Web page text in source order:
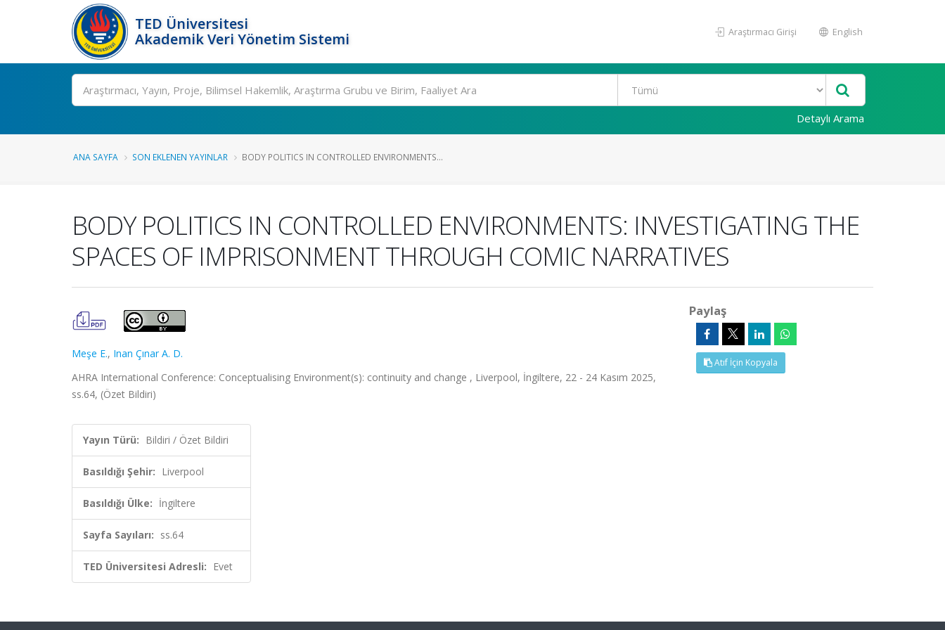
TED Üniversitesi
Akademik Veri Yönetim Sistemi
Araştırmacı Girişi English
Ara
Detaylı Arama
ANA SAYFA SON EKLENEN YAYINLAR BODY POLITICS IN CONTROLLED ENVIRONMENTS...
BODY POLITICS IN CONTROLLED ENVIRONMENTS: INVESTIGATING THE
SPACES OF IMPRISONMENT THROUGH COMIC NARRATIVES
Meşe E., Inan Çınar A. D.
AHRA International Conference: Conceptualising Environment(s): continuity and change , Liverpool, İngiltere, 22 - 24 Kasım 2025,
ss.64, (Özet Bildiri)
Yayın Türü: Bildiri / Özet Bildiri
Basıldığı Şehir: Liverpool
Basıldığı Ülke: İngiltere
Sayfa Sayıları: ss.64
TED Üniversitesi Adresli: Evet
Paylaş
Atıf İçin Kopyala